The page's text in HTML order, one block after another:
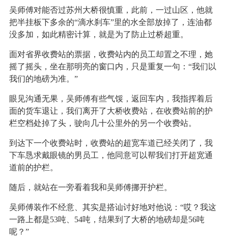
吴师傅对能否过苏州大桥很慎重，此前，一过山区，他就
把半挂板下多余的“滴水刹车”里的水全部放掉了，连油都
没多加，如此精密计算，就是为了防止过桥超重。
面对省界收费站的票据，收费站内的员工却置之不理，她
摇了摇头，坐在那明亮的窗口内，只是重复一句：“我们以
我们的地磅为准。”
眼见沟通无果，吴师傅有些气馁，返回车内，我指挥着后
面的货车退让，我们离开了大桥收费站，在收费站前的护
栏空档处掉了头，驶向几十公里外的另一个收费站。
到达下一个收费站时，收费站的超宽车道已经关闭了，我
下车恳求戴眼镜的男员工，他同意可以帮我们打开超宽通
道前的护栏。
随后，就站在一旁看着我和吴师傅挪开护栏。
吴师傅装作不经意、其实是搭讪讨好地对他说：“哎？我这
一路上都是53吨、54吨，结果到了大桥的地磅却是56吨
呢？”